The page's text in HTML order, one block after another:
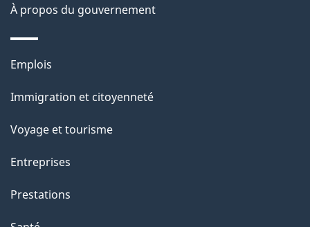
n
s
u
r
c
t
t
À propos du gouvernement
Thèmes
sujets
Emplois
Immigration et citoyenneté
Voyage et tourisme
Entreprises
Prestations